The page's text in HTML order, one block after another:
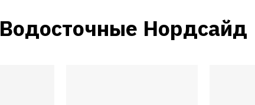
Водосточные Нордсайд